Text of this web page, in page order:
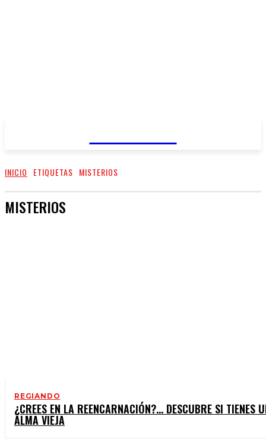
INICIO ETIQUETAS MISTERIOS
MISTERIOS
REGIANDO
¿CREES EN LA REENCARNACIÓN?… DESCUBRE SI TIENES
ALMA VIEJA